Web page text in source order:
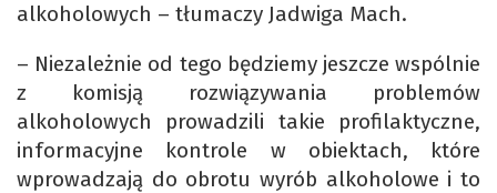
alkoholowych – tłumaczy Jadwiga Mach.
– Niezależnie od tego będziemy jeszcze wspólnie
z komisją rozwiązywania problemów
alkoholowych prowadzili takie profilaktyczne,
informacyjne kontrole w obiektach, które
wprowadzają do obrotu wyrób alkoholowe i to